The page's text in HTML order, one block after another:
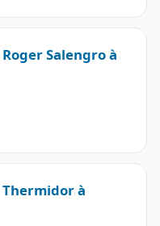
Salengro à
à